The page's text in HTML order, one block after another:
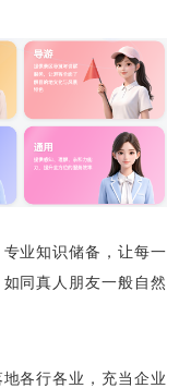
业知识储备，让每一
同真人朋友一般自然
各行各业，充当企业